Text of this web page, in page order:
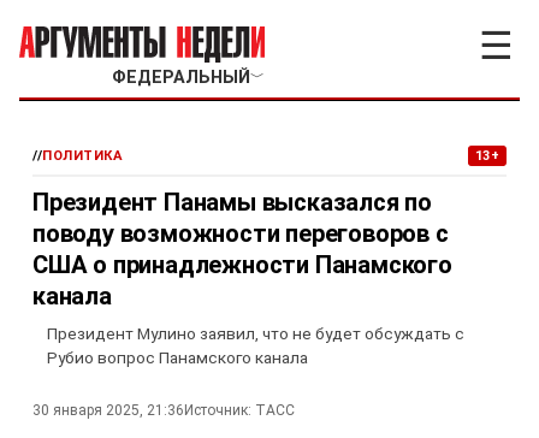
ФЕДЕРАЛЬНЫЙ ﹀
☰
//ПОЛИТИКА 13+
Президент Панамы высказался по
поводу возможности переговоров с
США о принадлежности Панамского
канала
Президент Мулино заявил, что не будет обсуждать с
Рубио вопрос Панамского канала
30 января 2025, 21:36 Источник: ТАСС